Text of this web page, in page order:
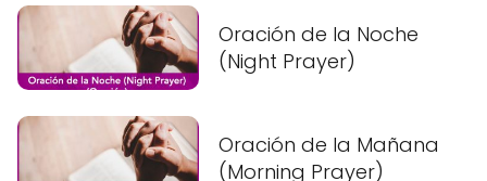
Oración de la Noche
(Night Prayer)
Oración de la Mañana
(Morning Prayer)